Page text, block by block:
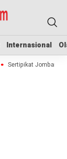
Internasional
Internasional
Sertipikat Jombang